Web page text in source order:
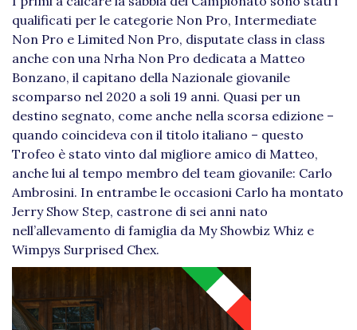
qualificati per le categorie Non Pro, Intermediate
Non Pro e Limited Non Pro, disputate class in class
anche con una Nrha Non Pro dedicata a Matteo
Bonzano, il capitano della Nazionale giovanile
scomparso nel 2020 a soli 19 anni. Quasi per un
destino segnato, come anche nella scorsa edizione –
quando coincideva con il titolo italiano – questo
Trofeo è stato vinto dal migliore amico di Matteo,
anche lui al tempo membro del team giovanile: Carlo
Ambrosini. In entrambe le occasioni Carlo ha montato
Jerry Show Step, castrone di sei anni nato
nell’allevamento di famiglia da My Showbiz Whiz e
Wimpys Surprised Chex.